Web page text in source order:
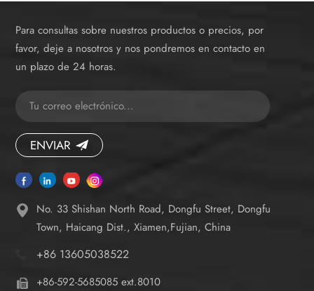
Para consultas sobre nuestros productos o precios, por
favor, deje a nosotros y nos pondremos en contacto en
un plazo de 24 horas.
ENVIAR
No. 33 Shishan North Road, Dongfu Street, Dongfu
Town, Haicang Dist., Xiamen,Fujian, China
+86 13605038522
+86-592-5685085 ext.8010